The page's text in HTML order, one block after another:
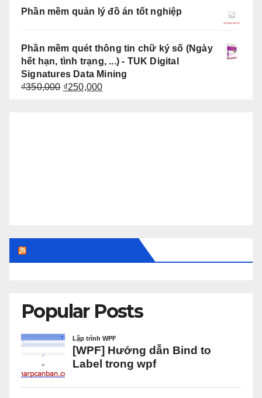
₫499,000.
tại
là:
Phần mềm quản lý đồ án tốt nghiệp
Phần mềm quét thông tin chữ ký số (Ngày
hết hạn, tình trạng, ...) - TUK Digital
Signatures Data Mining
₫350,000 Giá
₫250,000Giá
Popular Posts